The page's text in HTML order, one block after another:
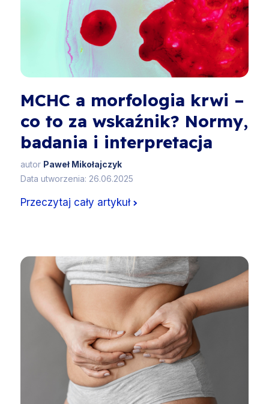
MCHC a morfologia krwi –
co to za wskaźnik? Normy,
badania i interpretacja
autor Paweł Mikołajczyk
Data utworzenia: 26.06.2025
Przeczytaj cały artykuł